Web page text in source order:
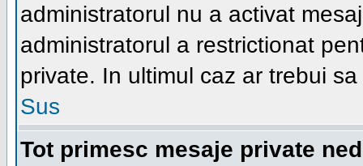
administratorul nu a activat
administratorul a restrictionat
private. In ultimul caz ar trebui
Sus
Tot primesc mesaje private